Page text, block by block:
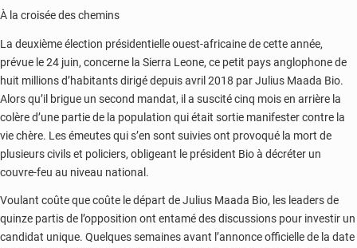
À la croisée des chemins
La deuxième élection présidentielle ouest-africaine de cette année,
prévue le 24 juin, concerne la Sierra Leone, ce petit pays anglophone de
huit millions d’habitants dirigé depuis avril 2018 par Julius Maada Bio.
Alors qu’il brigue un second mandat, il a suscité cinq mois en arrière la
colère d’une partie de la population qui était sortie manifester contre la
vie chère. Les émeutes qui s’en sont suivies ont provoqué la mort de
plusieurs civils et policiers, obligeant le président Bio à décréter un
couvre-feu au niveau national.
Voulant coûte que coûte le départ de Julius Maada Bio, les leaders de
quinze partis de l’opposition ont entamé des discussions pour investir un
candidat unique. Quelques semaines avant l’annonce officielle de la date